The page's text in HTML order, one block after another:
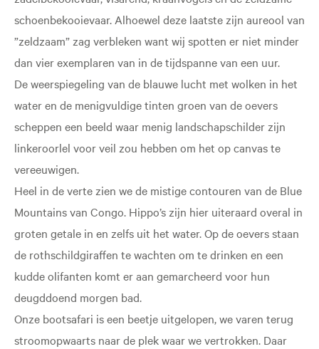
schoenbekooievaar. Alhoewel deze laatste zijn aureool van
”zeldzaam” zag verbleken want wij spotten er niet minder
dan vier exemplaren van in de tijdspanne van een uur.
De weerspiegeling van de blauwe lucht met wolken in het
water en de menigvuldige tinten groen van de oevers
scheppen een beeld waar menig landschapschilder zijn
linkeroorlel voor veil zou hebben om het op canvas te
vereeuwigen.
Heel in de verte zien we de mistige contouren van de Blue
Mountains van Congo. Hippo’s zijn hier uiteraard overal in
groten getale in en zelfs uit het water. Op de oevers staan
de rothschildgiraffen te wachten om te drinken en een
kudde olifanten komt er aan gemarcheerd voor hun
deugddoend morgen bad.
Onze bootsafari is een beetje uitgelopen, we varen terug
stroomopwaarts naar de plek waar we vertrokken. Daar